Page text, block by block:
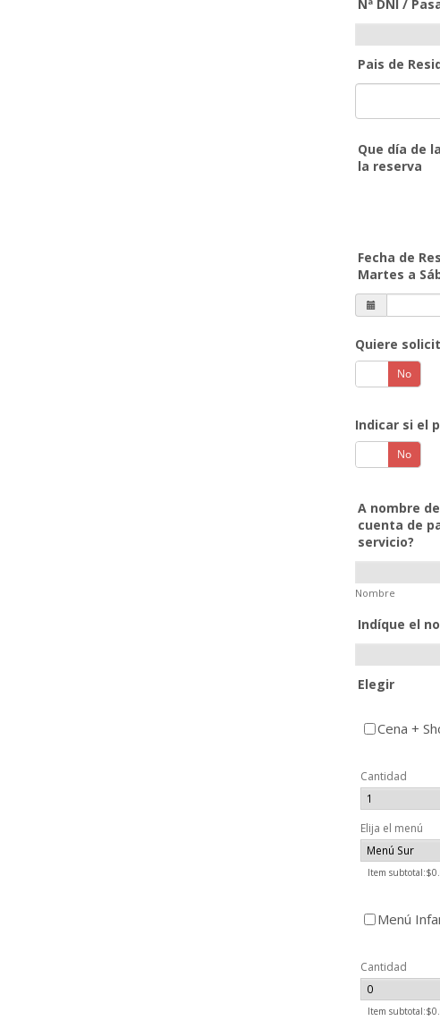
Nª DNI /
Pais de
Que día de
la reserva
Fecha de
Martes a
Quiere
Indicar si el
A nombre
cuenta de
servicio?
Nombre
Indíque el
Elegir
Cena +
Cantidad
Elija el menú
Item subtotal:$
Menú
Cantidad
Item subtotal:$